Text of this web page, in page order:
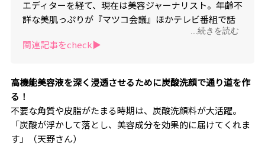
エディターを経て、現在は美容ジャーナリスト。年齢不
詳な美肌っぷりが『マツコ会議』ほかテレビ番組で話
題になる。初の美容本『何歳からでも美肌になれ
る！』（小学館刊）は今なお大ヒット中。『美的』本
中。面白そうなことを見つけては、どっぷり沼にはま
るタイプ。最近は休みのたびにスパイスカレー作りを
楽しんでいる。
...続きを読む
関連記事をcheck▶︎
高機能美容液を深く浸透させるために炭酸洗顔で通り道を作
る！
不要な角質や皮脂がたまる時期は、炭酸洗顔料が大活躍。
「炭酸が浮かして落とし、美容成分を効果的に届けてくれま
す」（天野さん）